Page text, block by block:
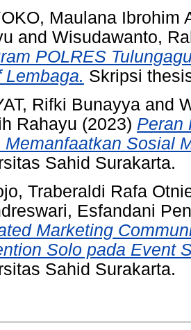
Maulana Ibrohim
and Wisudawanto,
POLRES
Lembaga. Skripsi
Rifki Bunayya and
Rahayu (2023) Peran
Memanfaatkan Sosial
Sahid Surakarta.
Traberaldi Rafa
Esfandani
Marketing
Solo pada Event
Sahid Surakarta.